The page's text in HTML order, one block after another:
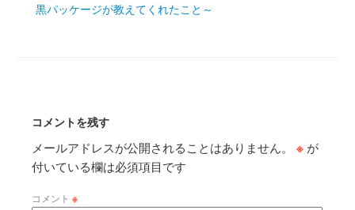
黒パッケージが教えてくれたこと～
コメントを残す
メールアドレスが公開されることはありません。 ※ が
付いている欄は必須項目です
コメント ※